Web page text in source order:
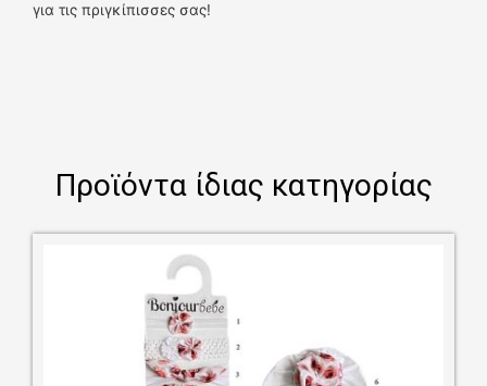
για τις πριγκίπισσες σας!
Προϊόντα ίδιας κατηγορίας